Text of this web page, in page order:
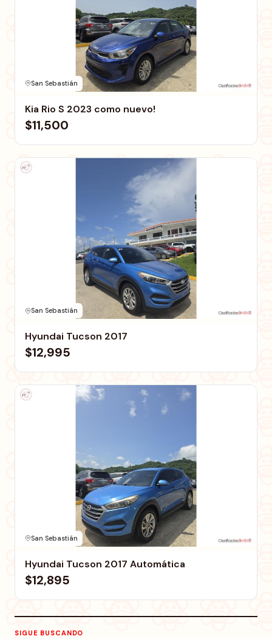
San Sebastián
Kia Rio S 2023 como nuevo!
$11,500
San Sebastián
Hyundai Tucson 2017
$12,995
San Sebastián
Hyundai Tucson 2017 Automática
$12,895
SIGUE BUSCANDO